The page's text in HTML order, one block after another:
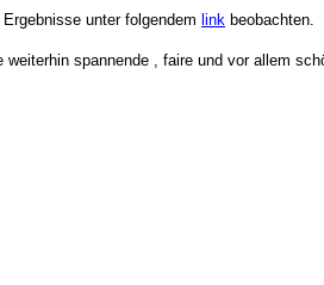
unter folgendem link beobachten.
spannende , faire und vor allem